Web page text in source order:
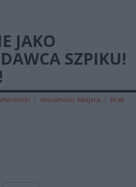
JAKO
SZPIKU!
| Aktualności Miejsca | Brak